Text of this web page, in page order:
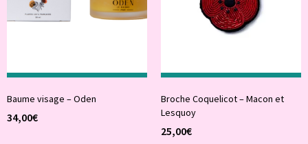
Baume visage – Oden
34,00€
Broche Coquelicot – Macon et
Lesquoy
25,00€